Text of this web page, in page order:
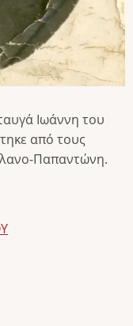
Ιωάννη του
από τους
Παπαντώνη.